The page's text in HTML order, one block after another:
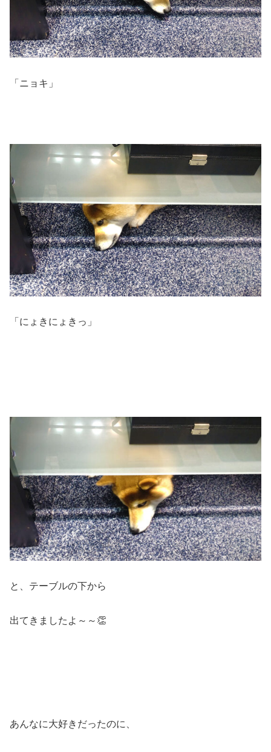
「ニョキ」
「にょきにょきっ」
と、テーブルの下から
出てきましたよ～～👏
あんなに大好きだったのに、